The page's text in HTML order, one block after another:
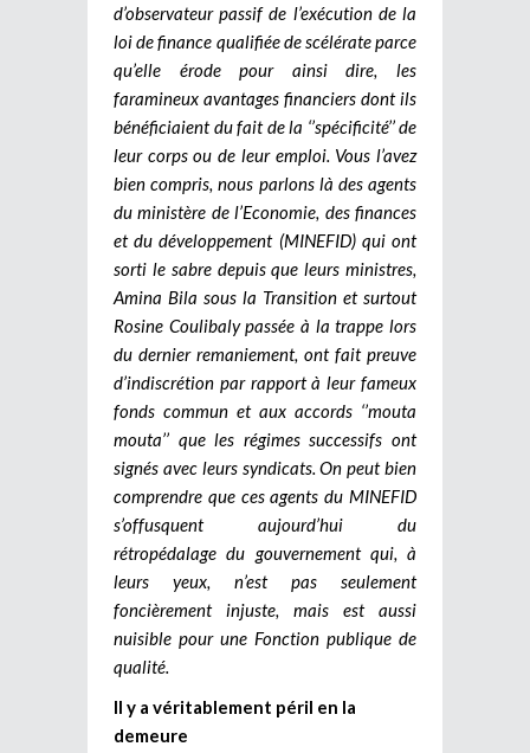
d’observateur passif de l’exécution de la
loi de finance qualifiée de scélérate parce
qu’elle érode pour ainsi dire, les
faramineux avantages financiers dont ils
bénéficiaient du fait de la ‘’spécificité’’ de
leur corps ou de leur emploi. Vous l’avez
bien compris, nous parlons là des agents
du ministère de l’Economie, des finances
et du développement (MINEFID) qui ont
sorti le sabre depuis que leurs ministres,
Amina Bila sous la Transition et surtout
Rosine Coulibaly passée à la trappe lors
du dernier remaniement, ont fait preuve
d’indiscrétion par rapport à leur fameux
fonds commun et aux accords ‘’mouta
mouta’’ que les régimes successifs ont
signés avec leurs syndicats. On peut bien
comprendre que ces agents du MINEFID
s’offusquent aujourd’hui du
rétropédalage du gouvernement qui, à
leurs yeux, n’est pas seulement
foncièrement injuste, mais est aussi
nuisible pour une Fonction publique de
qualité.
Il y a véritablement péril en la
demeure